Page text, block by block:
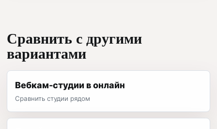
Сравнить с другими
вариантами
Вебкам-студии в онлайн
Сравнить студии рядом